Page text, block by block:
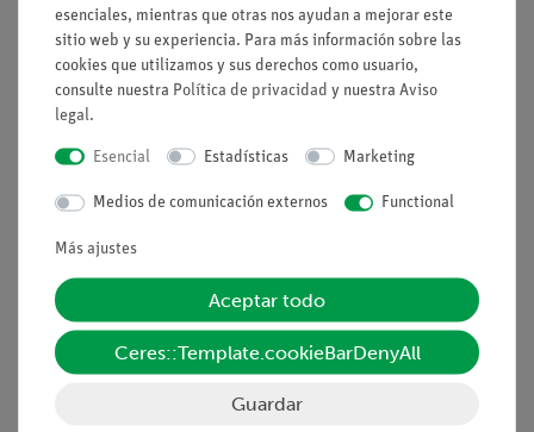
Aviso lega
Contacto
Declaración de privacidad
Servicio
Resumen del servicio
Descargas
Catálogos
esenciales, mientras que otras nos ayudan a mejorar este
sitio web y su experiencia. Para más información sobre las
cookies que utilizamos y sus derechos como usuario,
consulte nuestra Política de privacidad y nuestra Aviso
legal.
Esencial Estadísticas Marketing
Medios de comunicación externos Functional
Más ajustes
Aceptar todo
Ceres::Template.cookieBarDenyAll
Guardar